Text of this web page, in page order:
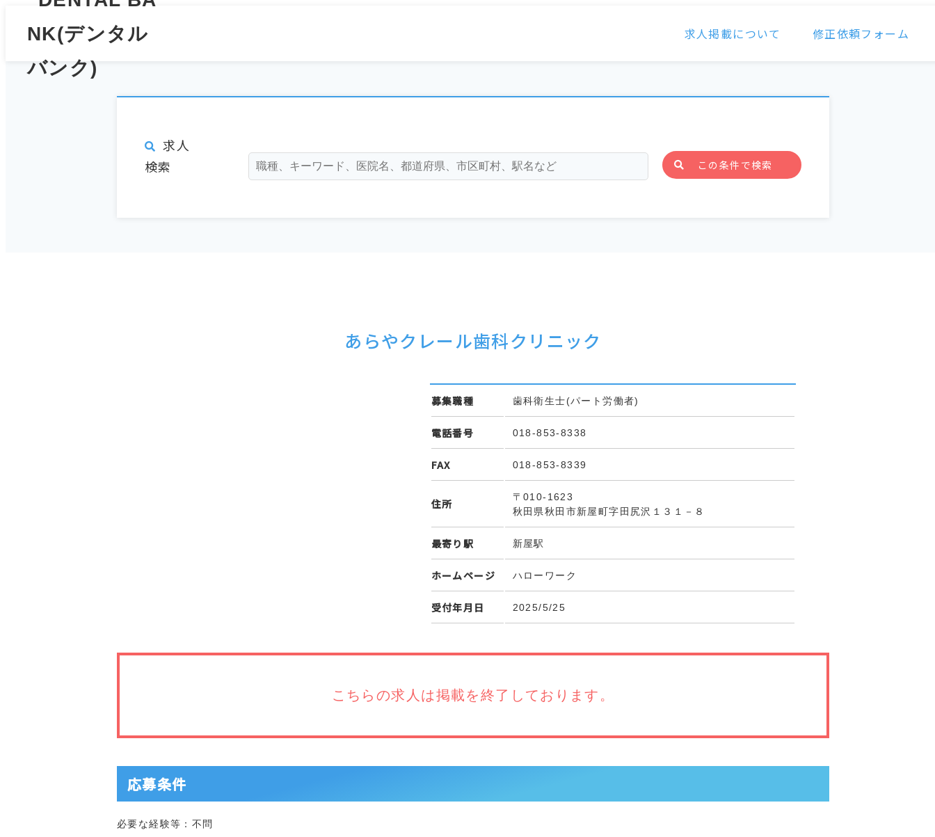
求人掲載について 修正依頼フォーム
求人
検索
この条件で検索
あらやクレール歯科クリニック
募集職種 歯科衛生士(パート労働者)
電話番号 018-853-8338
FAX 018-853-8339
住所
〒010-1623
秋田県秋田市新屋町字田尻沢１３１－８
最寄り駅 新屋駅
ホームページ ハローワーク
受付年月日 2025/5/25
こちらの求人は掲載を終了しております。
応募条件
必要な経験等：不問